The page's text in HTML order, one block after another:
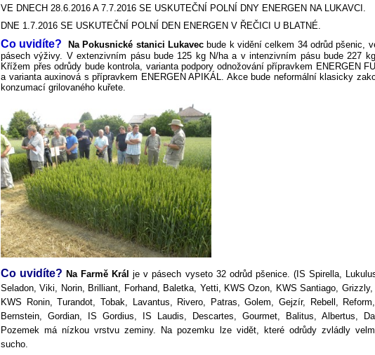
VE DNECH 28.6.2016 A 7.7.2016 SE USKUTEČNÍ POLNÍ DNY ENERGEN NA LUKAVCI.
DNE 1.7.2016 SE USKUTEČNÍ POLNÍ DEN ENERGEN V ŘEČICI U BLATNÉ.
Co uvidíte? Na Pokusnické stanici Lukavec bude k vidění celkem 34 odrůd pšenic,
pásech výživy. V extenzivním pásu bude 125 kg N/ha a v intenzivním pásu bude 227
Křížem přes odrůdy bude kontrola, varianta podpory odnožování přípravkem ENERGEN
a varianta auxinová s přípravkem ENERGEN APIKÁL. Akce bude neformální klasicky
konzumací grilovaného kuřete.
Co uvidíte?Na Farmě Králje v pásech vyseto 32 odrůd pšenice. (IS Spirella,
Seladon, Viki, Norin, Brilliant, Forhand, Baletka, Yetti, KWS Ozon, KWS Santiago, Grizzly,
KWS Ronin, Turandot, Tobak, Lavantus, Rivero, Patras, Golem, Gejzír, Rebell,
Bernstein, Gordian, IS Gordius, IS Laudis, Descartes, Gourmet, Balitus, Albertus,
Pozemek má nízkou vrstvu zeminy. Na pozemku lze vidět, které odrůdy zvládly
sucho.